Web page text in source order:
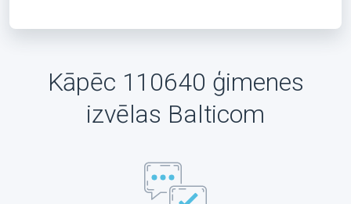
Kāpēc 110640 ģimenes
izvēlas Balticom